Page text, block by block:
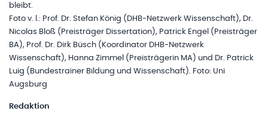
bleibt.
Foto v. l.: Prof. Dr. Stefan König (DHB-Netzwerk Wissenschaft), Dr.
Nicolas Bloß (Preisträger Dissertation), Patrick Engel (Preisträger
BA), Prof. Dr. Dirk Büsch (Koordinator DHB-Netzwerk
Wissenschaft), Hanna Zimmel (Preisträgerin MA) und Dr. Patrick
Luig (Bundestrainer Bildung und Wissenschaft). Foto: Uni
Augsburg
Redaktion